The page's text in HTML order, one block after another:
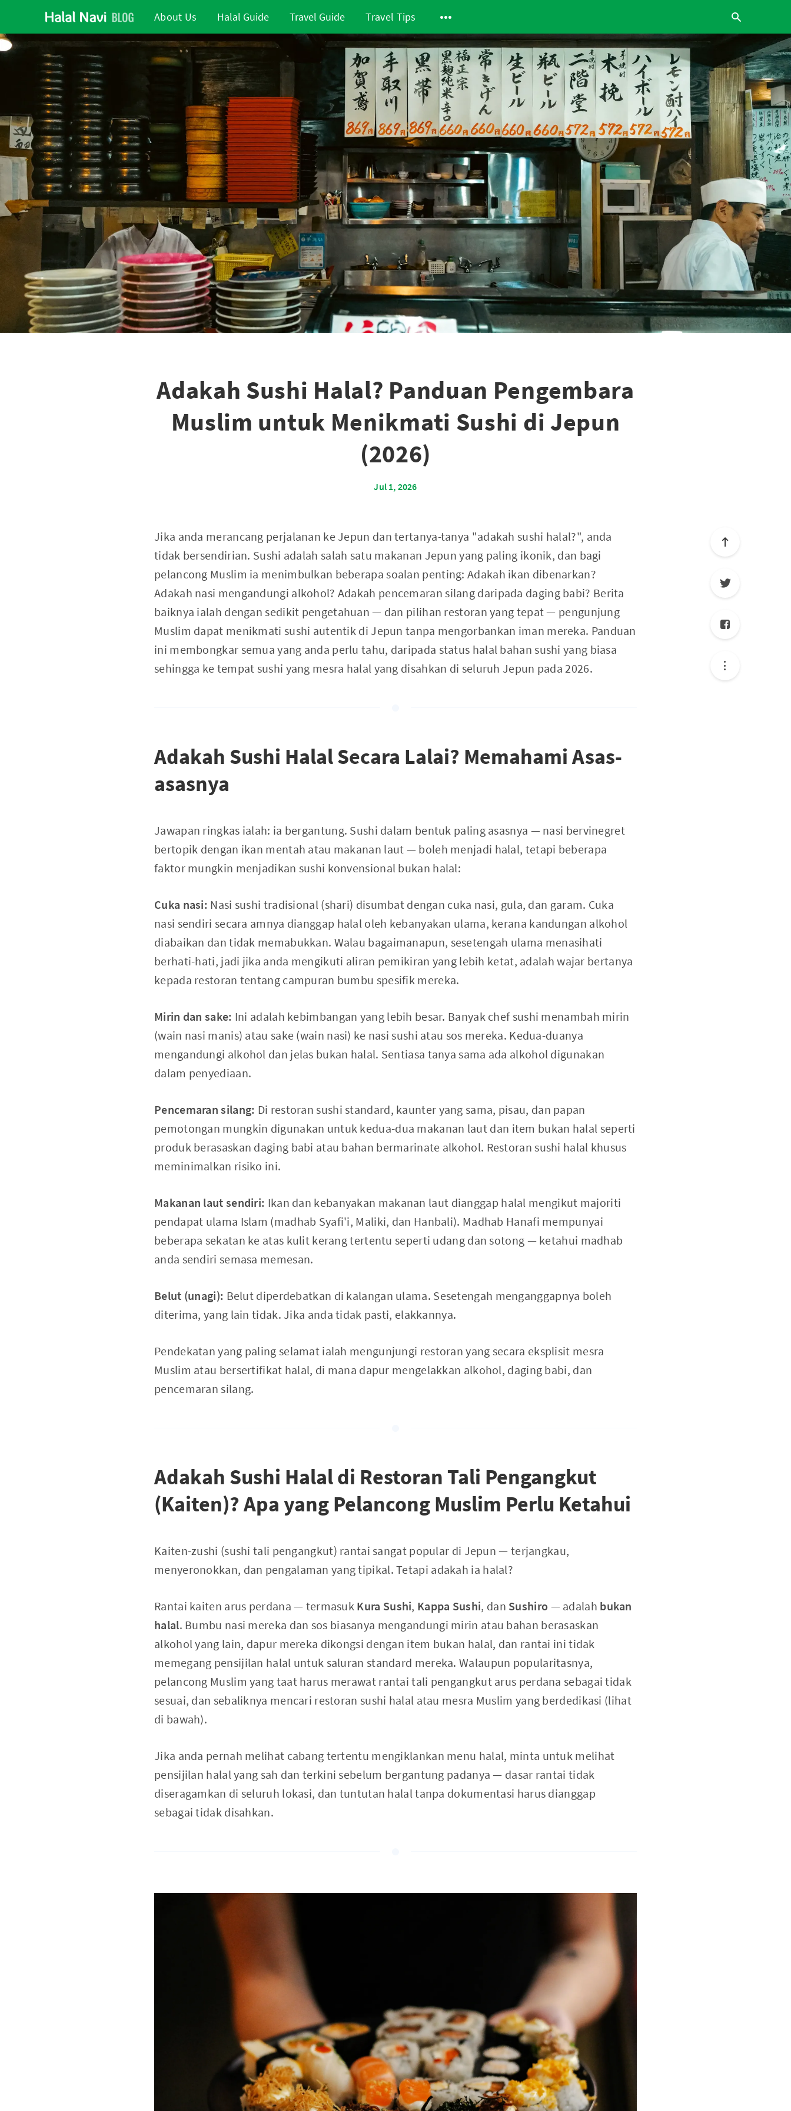
About Us Halal Guide Travel Guide Travel Tips
Adakah Sushi Halal? Panduan Pengembara
Muslim untuk Menikmati Sushi di Jepun
(2026)
Jul 1, 2026
Jika anda merancang perjalanan ke Jepun dan tertanya-tanya "adakah sushi halal?", anda
tidak bersendirian. Sushi adalah salah satu makanan Jepun yang paling ikonik, dan bagi
pelancong Muslim ia menimbulkan beberapa soalan penting: Adakah ikan dibenarkan?
Adakah nasi mengandungi alkohol? Adakah pencemaran silang daripada daging babi? Berita
baiknya ialah dengan sedikit pengetahuan — dan pilihan restoran yang tepat — pengunjung
Muslim dapat menikmati sushi autentik di Jepun tanpa mengorbankan iman mereka. Panduan
ini membongkar semua yang anda perlu tahu, daripada status halal bahan sushi yang biasa
sehingga ke tempat sushi yang mesra halal yang disahkan di seluruh Jepun pada 2026.
Adakah Sushi Halal Secara Lalai? Memahami Asas-
asasnya
Jawapan ringkas ialah: ia bergantung. Sushi dalam bentuk paling asasnya — nasi bervinegret
bertopik dengan ikan mentah atau makanan laut — boleh menjadi halal, tetapi beberapa
faktor mungkin menjadikan sushi konvensional bukan halal:
Cuka nasi: Nasi sushi tradisional (shari) disumbat dengan cuka nasi, gula, dan garam. Cuka
nasi sendiri secara amnya dianggap halal oleh kebanyakan ulama, kerana kandungan alkohol
diabaikan dan tidak memabukkan. Walau bagaimanapun, sesetengah ulama menasihati
berhati-hati, jadi jika anda mengikuti aliran pemikiran yang lebih ketat, adalah wajar bertanya
kepada restoran tentang campuran bumbu spesifik mereka.
Mirin dan sake: Ini adalah kebimbangan yang lebih besar. Banyak chef sushi menambah mirin
(wain nasi manis) atau sake (wain nasi) ke nasi sushi atau sos mereka. Kedua-duanya
mengandungi alkohol dan jelas bukan halal. Sentiasa tanya sama ada alkohol digunakan
dalam penyediaan.
Pencemaran silang: Di restoran sushi standard, kaunter yang sama, pisau, dan papan
pemotongan mungkin digunakan untuk kedua-dua makanan laut dan item bukan halal seperti
produk berasaskan daging babi atau bahan bermarinate alkohol. Restoran sushi halal khusus
meminimalkan risiko ini.
Makanan laut sendiri: Ikan dan kebanyakan makanan laut dianggap halal mengikut majoriti
pendapat ulama Islam (madhab Syafi'i, Maliki, dan Hanbali). Madhab Hanafi mempunyai
beberapa sekatan ke atas kulit kerang tertentu seperti udang dan sotong — ketahui madhab
anda sendiri semasa memesan.
Belut (unagi): Belut diperdebatkan di kalangan ulama. Sesetengah menganggapnya boleh
diterima, yang lain tidak. Jika anda tidak pasti, elakkannya.
Pendekatan yang paling selamat ialah mengunjungi restoran yang secara eksplisit mesra
Muslim atau bersertifikat halal, di mana dapur mengelakkan alkohol, daging babi, dan
pencemaran silang.
Adakah Sushi Halal di Restoran Tali Pengangkut
(Kaiten)? Apa yang Pelancong Muslim Perlu Ketahui
Kaiten-zushi (sushi tali pengangkut) rantai sangat popular di Jepun — terjangkau,
menyeronokkan, dan pengalaman yang tipikal. Tetapi adakah ia halal?
Rantai kaiten arus perdana — termasuk Kura Sushi, Kappa Sushi, dan Sushiro — adalah bukan
halal. Bumbu nasi mereka dan sos biasanya mengandungi mirin atau bahan berasaskan
alkohol yang lain, dapur mereka dikongsi dengan item bukan halal, dan rantai ini tidak
memegang pensijilan halal untuk saluran standard mereka. Walaupun popularitasnya,
pelancong Muslim yang taat harus merawat rantai tali pengangkut arus perdana sebagai tidak
sesuai, dan sebaliknya mencari restoran sushi halal atau mesra Muslim yang berdedikasi (lihat
di bawah).
Jika anda pernah melihat cabang tertentu mengiklankan menu halal, minta untuk melihat
pensijilan halal yang sah dan terkini sebelum bergantung padanya — dasar rantai tidak
diseragamkan di seluruh lokasi, dan tuntutan halal tanpa dokumentasi harus dianggap
sebagai tidak disahkan.